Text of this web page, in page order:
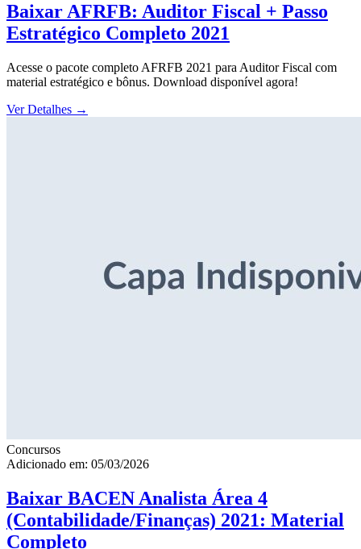
Baixar AFRFB: Auditor Fiscal + Passo
Estratégico Completo 2021
Acesse o pacote completo AFRFB 2021 para Auditor Fiscal com
material estratégico e bônus. Download disponível agora!
Ver Detalhes →
Concursos
Adicionado em: 05/03/2026
Baixar BACEN Analista Área 4
(Contabilidade/Finanças) 2021: Material
Completo